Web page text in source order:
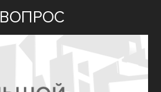
ВОПРОС